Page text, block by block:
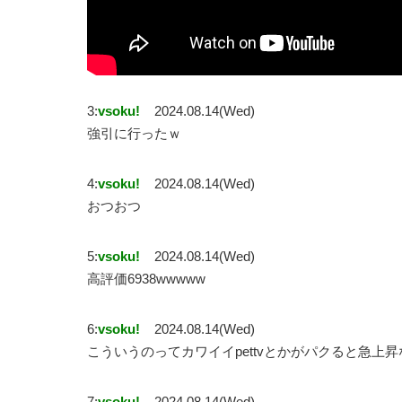
3:vsoku!
2024.08.14(Wed)
強引に行ったｗ
4:vsoku!
2024.08.14(Wed)
おつおつ
5:vsoku!
2024.08.14(Wed)
高評価6938wwwww
6:vsoku!
2024.08.14(Wed)
こういうのってカワイイpettvとかがパクると急上昇